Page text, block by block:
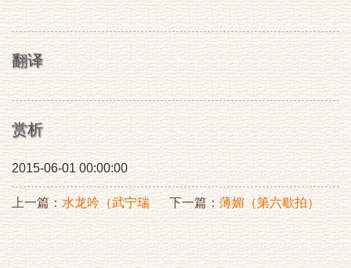
翻译
赏析
2015-06-01 00:00:00
上一篇：水龙吟（武宁瑞
莲）
下一篇：薄媚（第六歇拍）